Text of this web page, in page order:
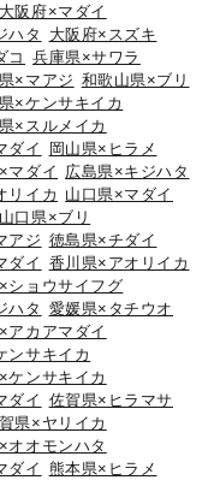
大阪府×マダイ
ハタ
大阪府×スズキ
コ
兵庫県×サワラ
×マアジ 和歌山県×ブリ
×ケンサキイカ
×スルメイカ
ダイ
岡山県×ヒラメ
マダイ 広島県×キジハタ
リイカ
山口県×マダイ
山口県×ブリ
アジ 徳島県×チダイ
ダイ
香川県×アオリイカ
ショウサイフグ
ハタ
愛媛県×タチウオ
アカアマダイ
ンサキイカ
ケンサキイカ
ダイ
佐賀県×ヒラマサ
県×ヤリイカ
オオモンハタ
ダイ 熊本県×ヒラメ